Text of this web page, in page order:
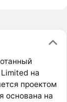
на
проектом
основана на